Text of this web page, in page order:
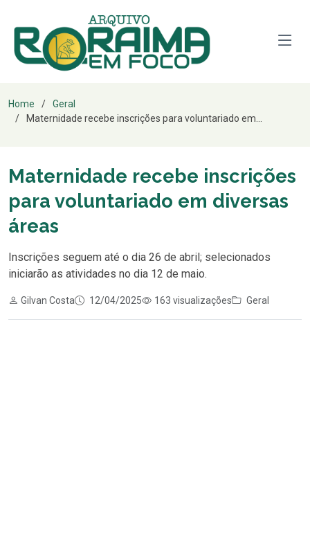
Home
Geral
Maternidade recebe inscrições para voluntariado em...
Maternidade recebe inscrições
para voluntariado em diversas
áreas
Inscrições seguem até o dia 26 de abril; selecionados
iniciarão as atividades no dia 12 de maio.
Gilvan Costa 12/04/2025 163 visualizações Geral